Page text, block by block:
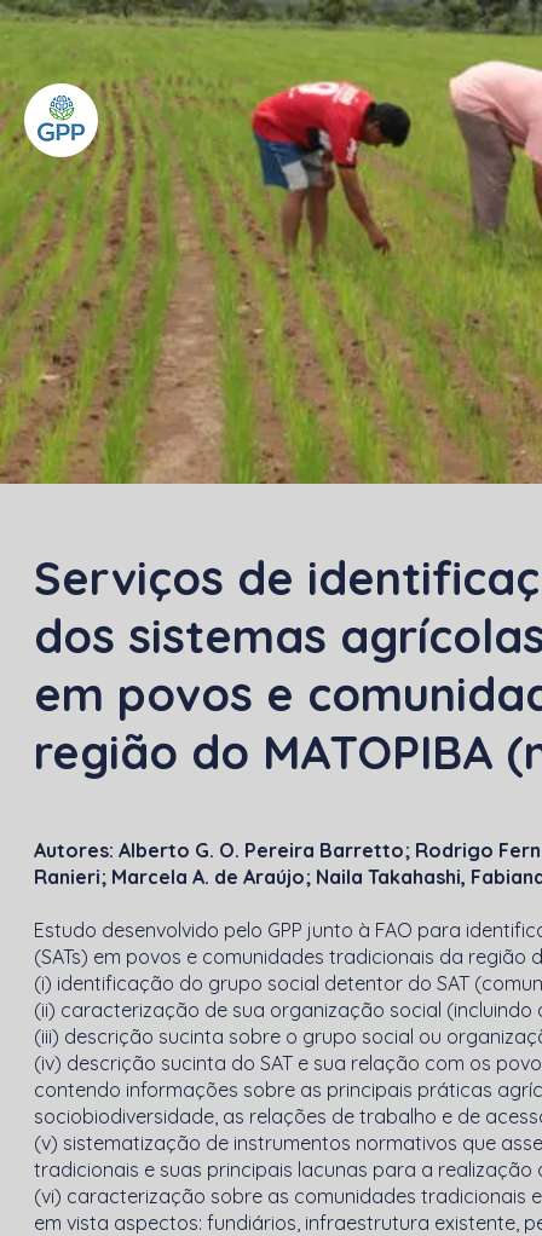
Serviços de
dos sistemas
em povos e
região do MATOPIBA
Autores: Alberto G. O. Pereira Barretto; Rodrigo
Ranieri; Marcela A. de Araújo; Naila Takahashi,
Estudo desenvolvido pelo GPP junto à FAO para
(SATs) em povos e comunidades tradicionais da região
(i) identificação do grupo social detentor do SAT
(ii) caracterização de sua organização social
(iii) descrição sucinta sobre o grupo social ou
(iv) descrição sucinta do SAT e sua relação com os
contendo informações sobre as principais práticas
sociobiodiversidade, as relações de trabalho e de
(v) sistematização de instrumentos normativos que
tradicionais e suas principais lacunas para a realização
(vi) caracterização sobre as comunidades tradicionais
em vista aspectos: fundiários, infraestrutura existente,